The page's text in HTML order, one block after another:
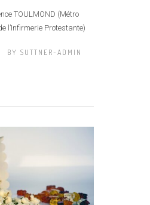
TOULMOND (Métro
l’Infirmerie Protestante)
BY SUTTNER-ADMIN